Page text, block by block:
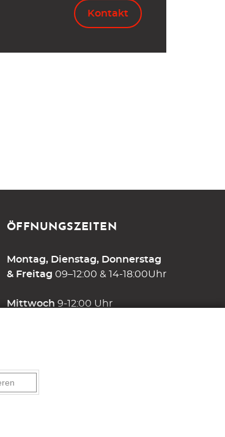
Kontakt
ÖFFNUNGSZEITEN
Montag, Dienstag, Donnerstag
& Freitag 09–12:00 & 14-18:00Uhr
Mittwoch 9-12:00 Uhr